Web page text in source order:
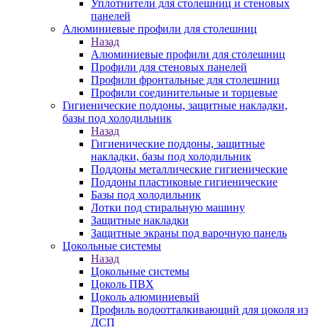
Уплотнители для столешниц и стеновых
панелей
Алюминиевые профили для столешниц
Назад
Алюминиевые профили для столешниц
Профили для стеновых панелей
Профили фронтальные для столешниц
Профили соединительные и торцевые
Гигиенические поддоны, защитные накладки,
базы под холодильник
Назад
Гигиенические поддоны, защитные
накладки, базы под холодильник
Поддоны металлические гигиенические
Поддоны пластиковые гигиенические
Базы под холодильник
Лотки под стиральную машину
Защитные накладки
Защитные экраны под варочную панель
Цокольные системы
Назад
Цокольные системы
Цоколь ПВХ
Цоколь алюминиевый
Профиль водоотталкивающий для цоколя из
ДСП